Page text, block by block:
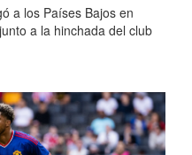
a los Países Bajos en
a la hinchada del club